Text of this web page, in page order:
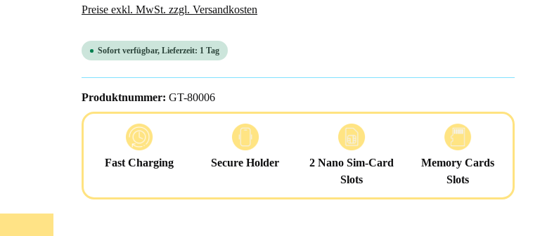
Preise exkl. MwSt. zzgl. Versandkosten
Sofort verfügbar, Lieferzeit: 1 Tag
Produktnummer: GT-80006
Fast Charging Secure Holder
2 Nano Sim-Card
Slots
Memory Cards
Slots